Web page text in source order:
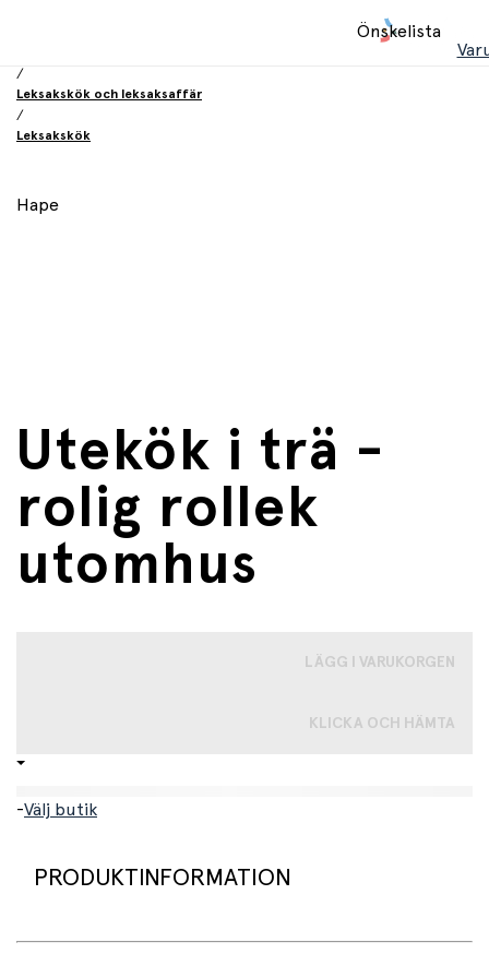
Önskelista
/
Leksakskök och leksaksaffär
/
Leksakskök
Hape
Utekök i trä -
rolig rollek
utomhus
LÄGG I VARUKORGEN
KLICKA OCH HÄMTA
-Välj butik
PRODUKTINFORMATION